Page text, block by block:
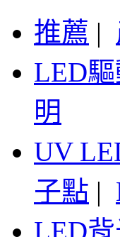
推薦 |
LED
明
UV
子點 |
LED